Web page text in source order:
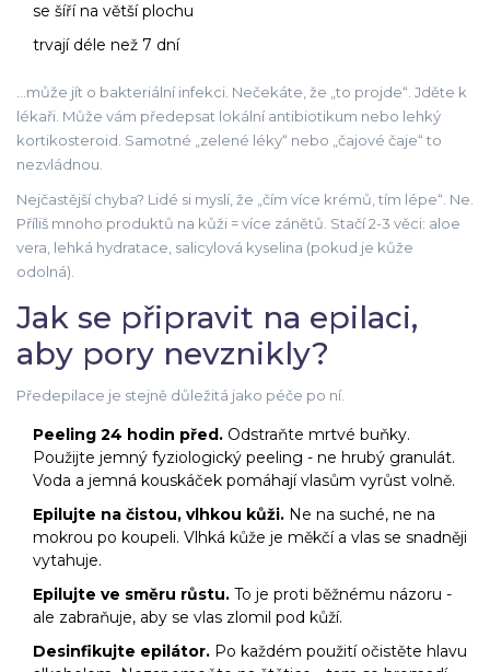
se šíří na větší plochu
trvají déle než 7 dní
...může jít o bakteriální infekci. Nečekáte, že „to projde“. Jděte k
lékaři. Může vám předepsat lokální antibiotikum nebo lehký
kortikosteroid. Samotné „zelené léky“ nebo „čajové čaje“ to
nezvládnou.
Nejčastější chyba? Lidé si myslí, že „čím více krémů, tím lépe“. Ne.
Příliš mnoho produktů na kůži = více zánětů. Stačí 2-3 věci: aloe
vera, lehká hydratace, salicylová kyselina (pokud je kůže
odolná).
Jak se připravit na epilaci,
aby pory nevznikly?
Předepilace je stejně důležitá jako péče po ní.
Peeling 24 hodin před. Odstraňte mrtvé buňky.
Použijte jemný fyziologický peeling - ne hrubý granulát.
Voda a jemná kouskáček pomáhají vlasům vyrůst volně.
Epilujte na čistou, vlhkou kůži. Ne na suché, ne na
mokrou po koupeli. Vlhká kůže je měkčí a vlas se snadněji
vytahuje.
Epilujte ve směru růstu. To je proti běžnému názoru -
ale zabraňuje, aby se vlas zlomil pod kůží.
Desinfikujte epilátor. Po každém použití očistěte hlavu